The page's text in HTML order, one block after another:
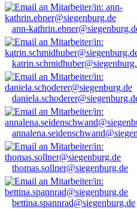
ann-
thomas.sollner@siegenburg.de
bettina.spannrad@siegenburg.de